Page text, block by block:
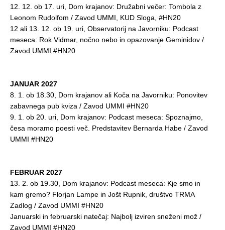
12. 12. ob 17. uri, Dom krajanov: Družabni večer: Tombola z
Leonom Rudolfom / Zavod UMMI, KUD Sloga, #HN20
12 ali 13. 12. ob 19. uri, Observatorij na Javorniku: Podcast
meseca: Rok Vidmar, nočno nebo in opazovanje Geminidov /
Zavod UMMI #HN20
JANUAR 2027
8. 1. ob 18.30, Dom krajanov ali Koča na Javorniku: Ponovitev
zabavnega pub kviza / Zavod UMMI #HN20
9. 1. ob 20. uri, Dom krajanov: Podcast meseca: Spoznajmo,
česa moramo poesti več. Predstavitev Bernarda Habe / Zavod
UMMI #HN20
FEBRUAR 2027
13. 2. ob 19.30, Dom krajanov: Podcast meseca: Kje smo in
kam gremo? Florjan Lampe in Jošt Rupnik, društvo TRMA
Zadlog / Zavod UMMI #HN20
Januarski in februarski natečaj: Najbolj izviren sneženi mož /
Zavod UMMI #HN20